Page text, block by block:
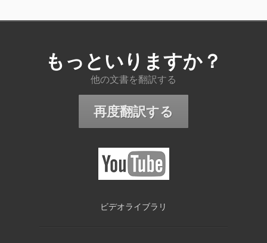
もっといりますか？
他の文書を翻訳する
再度翻訳する
ビデオライブラリ